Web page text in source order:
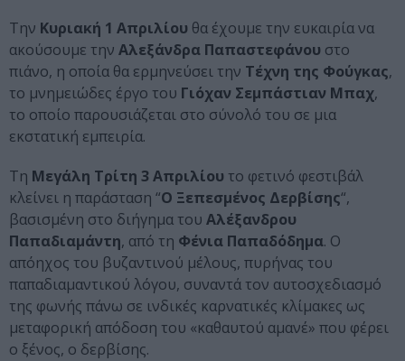
Την Κυριακή 1 Απριλίου θα έχουμε την ευκαιρία να
ακούσουμε την Αλεξάνδρα Παπαστεφάνου στο
πιάνο, η οποία θα ερμηνεύσει την Τέχνη της Φούγκας,
το μνημειώδες έργο του Γιόχαν Σεμπάστιαν Μπαχ,
το οποίο παρουσιάζεται στο σύνολό του σε μια
εκστατική εμπειρία.
Τη Μεγάλη Τρίτη 3 Απριλίου το φετινό φεστιβάλ
κλείνει η παράσταση “Ο Ξεπεσμένος Δερβίσης“,
βασισμένη στο διήγημα του Αλέξανδρου
Παπαδιαμάντη, από τη Φένια Παπαδόδημα. Ο
απόηχος του βυζαντινού μέλους, πυρήνας του
παπαδιαμαντικού λόγου, συναντά τον αυτοσχεδιασμό
της φωνής πάνω σε ινδικές καρνατικές κλίμακες ως
μεταφορική απόδοση του «καθαυτού αμανέ» που φέρει
ο ξένος, ο δερβίσης.